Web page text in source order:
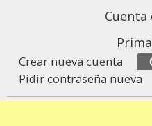
Cuenta
Crear nueva cuenta
Pidir contraseña nueva